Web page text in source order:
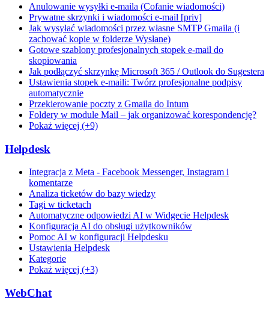
Anulowanie wysyłki e-maila (Cofanie wiadomości)
Prywatne skrzynki i wiadomości e-mail [priv]
Jak wysyłać wiadomości przez własne SMTP Gmaila (i
zachować kopie w folderze Wysłane)
Gotowe szablony profesjonalnych stopek e-mail do
skopiowania
Jak podłączyć skrzynkę Microsoft 365 / Outlook do Sugestera
Ustawienia stopek e-maili: Twórz profesjonalne podpisy
automatycznie
Przekierowanie poczty z Gmaila do Intum
Foldery w module Mail – jak organizować korespondencję?
Pokaż więcej (+9)
Helpdesk
Integracja z Meta - Facebook Messenger, Instagram i
komentarze
Analiza ticketów do bazy wiedzy
Tagi w ticketach
Automatyczne odpowiedzi AI w Widgecie Helpdesk
Konfiguracja AI do obsługi użytkowników
Pomoc AI w konfiguracji Helpdesku
Ustawienia Helpdesk
Kategorie
Pokaż więcej (+3)
WebChat